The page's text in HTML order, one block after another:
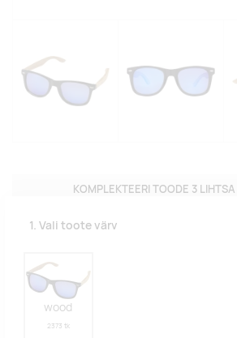
KOMPLEKTEERI TOODE 3
1. Vali toote värv
wood
2373 tk